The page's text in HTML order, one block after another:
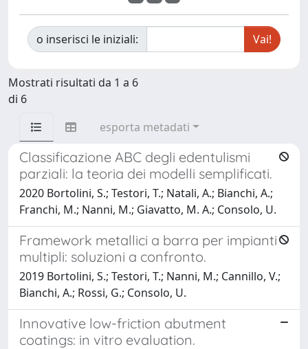
o inserisci le iniziali:
Mostrati risultati da 1 a 6
di 6
esporta metadati
Classificazione ABC degli edentulismi
parziali: la teoria dei modelli semplificati.
2020 Bortolini, S.; Testori, T.; Natali, A.; Bianchi, A.;
Franchi, M.; Nanni, M.; Giavatto, M. A.; Consolo, U.
Framework metallici a barra per impianti
multipli: soluzioni a confronto.
2019 Bortolini, S.; Testori, T.; Nanni, M.; Cannillo, V.;
Bianchi, A.; Rossi, G.; Consolo, U.
Innovative low-friction abutment
coatings: in vitro evaluation.